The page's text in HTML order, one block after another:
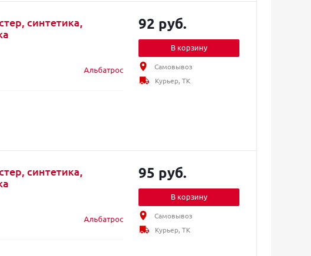
синтетика,
Альбатрос
92 руб.
В корзину
Самовывоз
Курьер, ТК
синтетика,
Альбатрос
95 руб.
В корзину
Самовывоз
Курьер, ТК